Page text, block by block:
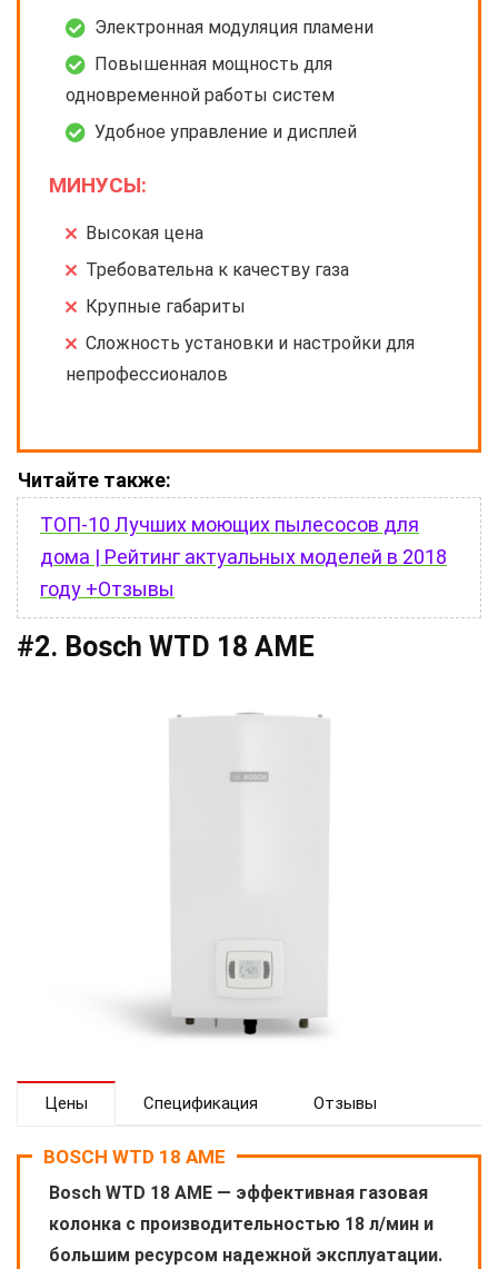
Электронная модуляция пламени
Повышенная мощность для
одновременной работы систем
Удобное управление и дисплей
МИНУСЫ:
Высокая цена
Требовательна к качеству газа
Крупные габариты
Сложность установки и настройки для
непрофессионалов
Читайте также:
ТОП-10 Лучших моющих пылесосов для
дома | Рейтинг актуальных моделей в 2018
году +Отзывы
#2. Bosch WTD 18 AME
Цены Спецификация Отзывы
BOSCH WTD 18 AME
Bosch WTD 18 AME — эффективная газовая
колонка с производительностью 18 л/мин и
большим ресурсом надежной эксплуатации.